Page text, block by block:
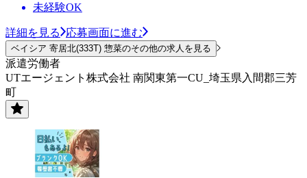
未経験OK
詳細を見る 応募画面に進む
ベイシア 寄居北(333T) 惣菜のその他の求人を見る
派遣労働者
UTエージェント株式会社 南関東第一CU_埼玉県入間郡三芳
町